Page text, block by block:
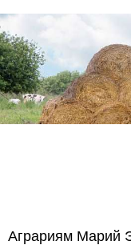
Аграриям Марий